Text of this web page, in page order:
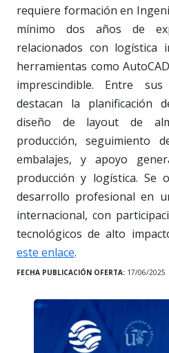
requiere formación en
mínimo dos años de
relacionados con logística
herramientas como
imprescindible. Entre
destacan la planificación
diseño de layout de
producción, seguimiento
embalajes, y apoyo
producción y logística. Se
desarrollo profesional en
internacional, con
tecnológicos de alto
este enlace.
FECHA PUBLICACIÓN OFERTA: 17/06/2025